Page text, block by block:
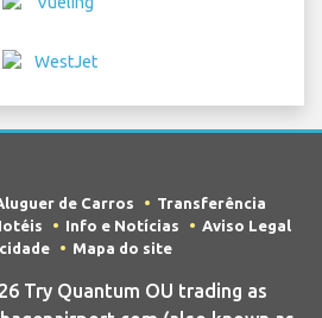
de Carros
Transferência
Info e Notícias
Aviso Legal
Mapa do site
Try Quantum OU trading as